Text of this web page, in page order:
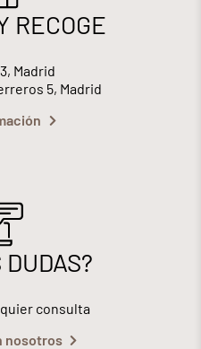
RECOGE
Madrid
5, Madrid
consulta
nosotros